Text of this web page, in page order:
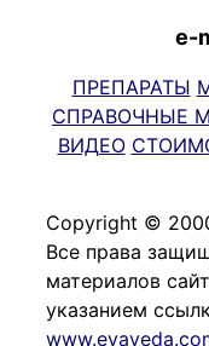
e-
ПРЕПАРАТЫ
СПРАВОЧНЫЕ
ВИДЕО
Copyright ©
Все права
материалов
указанием